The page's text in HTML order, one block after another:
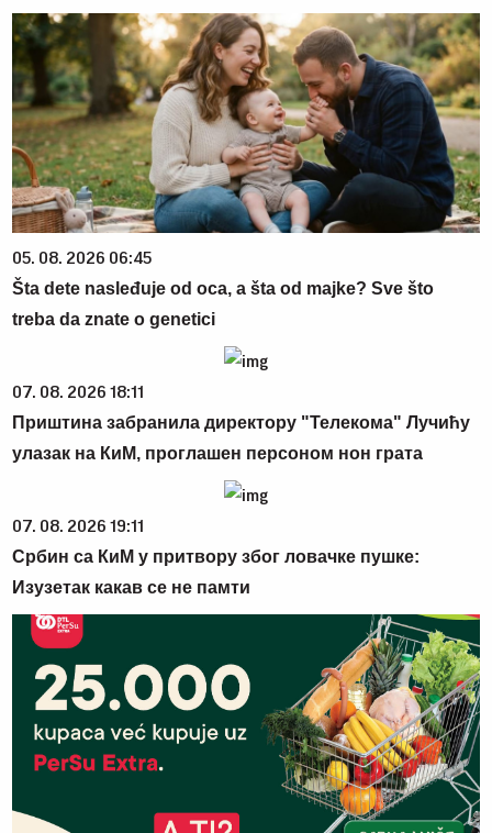
05. 08. 2026 06:45
Šta dete nasleđuje od oca, a šta od majke? Sve što
treba da znate o genetici
07. 08. 2026 18:11
Приштина забранила директору "Телекома" Лучићу
улазак на КиМ, проглашен персоном нон грата
07. 08. 2026 19:11
Србин са КиМ у притвору због ловачке пушке:
Изузетак какав се не памти